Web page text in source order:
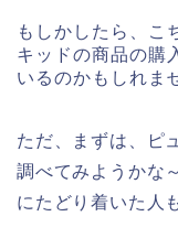
もしかしたら、こ
キッドの商品の購
いるのかもしれま
ただ、まずは、ピ
調べてみようかな
にたどり着いた人